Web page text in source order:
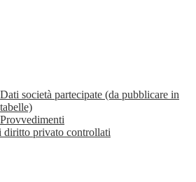
Dati società partecipate (da pubblicare in
tabelle)
Provvedimenti
diritto privato controllati